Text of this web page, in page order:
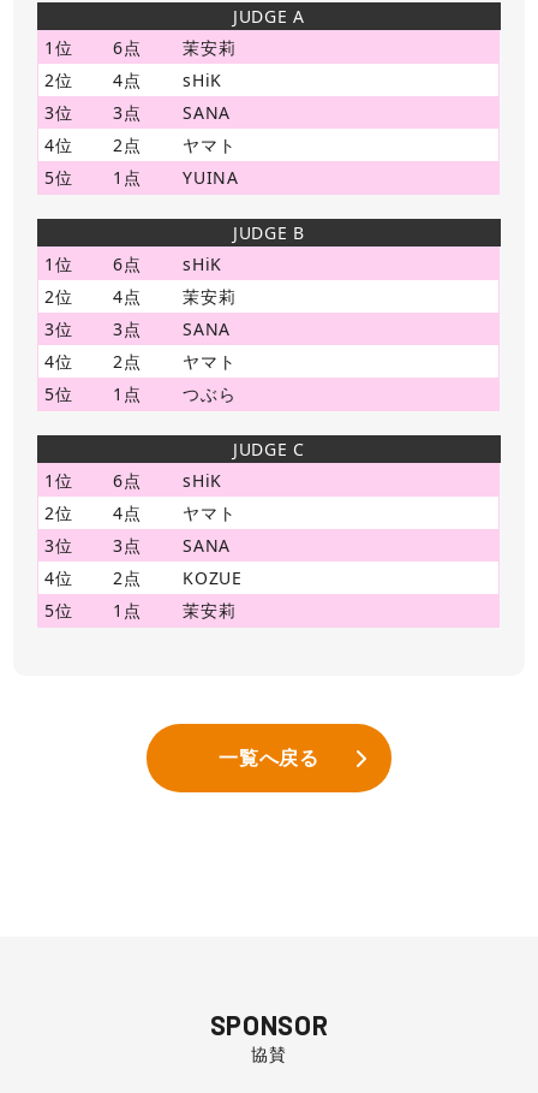
JUDGE A
1位
6点
茉安莉
2位
4点
sHiK
3位
3点
SANA
4位
2点
ヤマト
5位
1点 YUINA
JUDGE B
1位
6点
sHiK
2位
4点
茉安莉
3位
3点
SANA
4位
2点
ヤマト
5位
1点 つぶら
JUDGE C
1位
6点
sHiK
2位
4点
ヤマト
3位
3点
SANA
4位
2点
KOZUE
5位
1点 茉安莉
一覧へ戻る
SPONSOR
協賛